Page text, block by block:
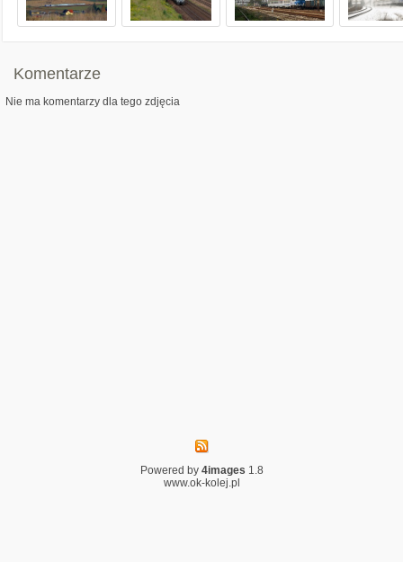
Komentarze
Nie ma komentarzy dla tego zdjęcia
Powered by 4images 1.8
www.ok-kolej.pl